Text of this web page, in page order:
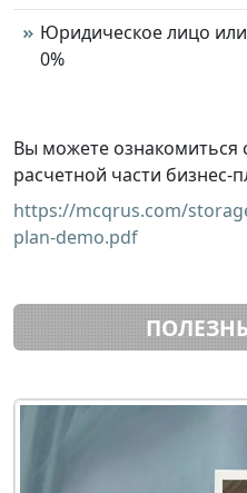
Юридическое лицо
0%
Вы можете ознакомиться
расчетной части бизнес-
https://mcqrus.com/
plan-demo.pdf